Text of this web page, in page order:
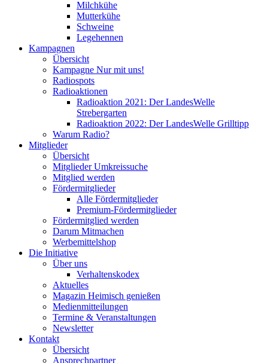
Milchkühe
Mutterkühe
Schweine
Legehennen
Kampagnen
Übersicht
Kampagne Nur mit uns!
Radiospots
Radioaktionen
Radioaktion 2021: Der LandesWelle
Strebergarten
Radioaktion 2022: Der LandesWelle Grilltipp
Warum Radio?
Mitglieder
Übersicht
Mitglieder Umkreissuche
Mitglied werden
Fördermitglieder
Alle Fördermitglieder
Premium-Fördermitglieder
Fördermitglied werden
Darum Mitmachen
Werbemittelshop
Die Initiative
Über uns
Verhaltenskodex
Aktuelles
Magazin Heimisch genießen
Medienmitteilungen
Termine & Veranstaltungen
Newsletter
Kontakt
Übersicht
Ansprechpartner